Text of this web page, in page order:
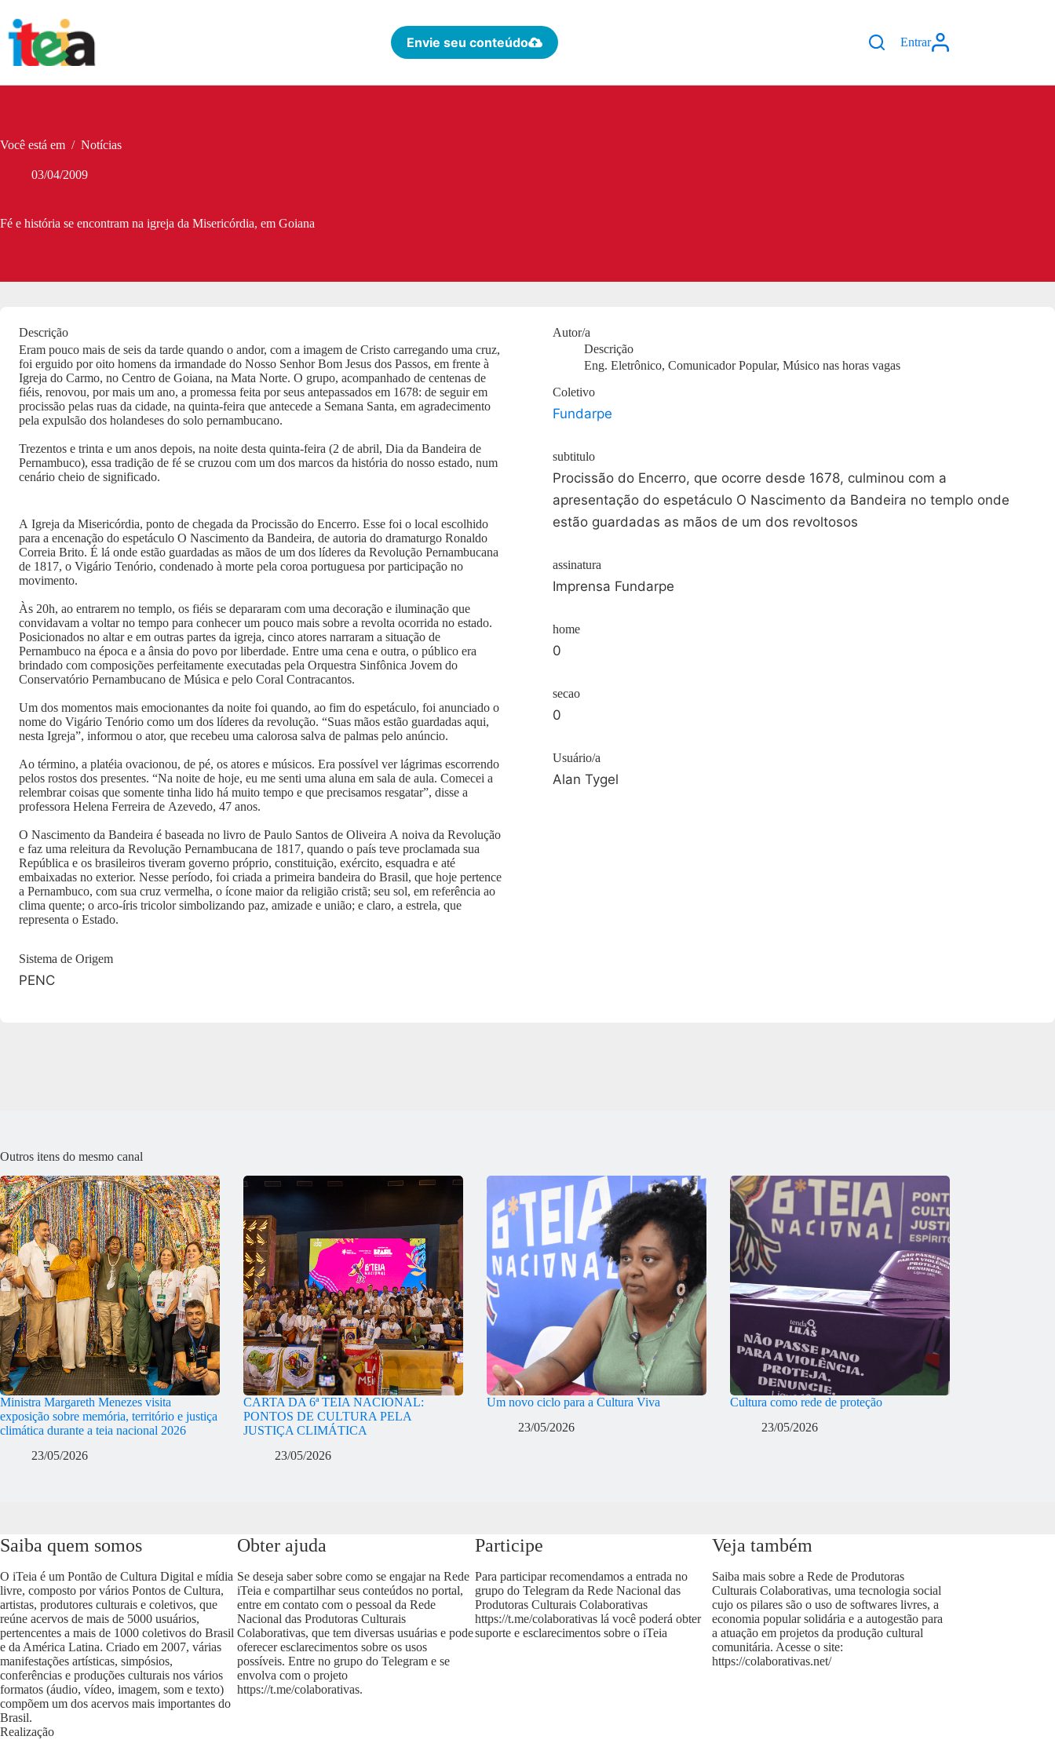
para
conteúdo
Envie seu conteúdo Entrar
Você está em / Notícias
03/04/2009
Fé e história se encontram na igreja da Misericórdia, em Goiana
Descrição
Eram pouco mais de seis da tarde quando o andor, com a imagem de Cristo carregando uma cruz,
foi erguido por oito homens da irmandade do Nosso Senhor Bom Jesus dos Passos, em frente à
Igreja do Carmo, no Centro de Goiana, na Mata Norte. O grupo, acompanhado de centenas de
fiéis, renovou, por mais um ano, a promessa feita por seus antepassados em 1678: de seguir em
procissão pelas ruas da cidade, na quinta-feira que antecede a Semana Santa, em agradecimento
pela expulsão dos holandeses do solo pernambucano.
Trezentos e trinta e um anos depois, na noite desta quinta-feira (2 de abril, Dia da Bandeira de
Pernambuco), essa tradição de fé se cruzou com um dos marcos da história do nosso estado, num
cenário cheio de significado.
A Igreja da Misericórdia, ponto de chegada da Procissão do Encerro. Esse foi o local escolhido
para a encenação do espetáculo O Nascimento da Bandeira, de autoria do dramaturgo Ronaldo
Correia Brito. É lá onde estão guardadas as mãos de um dos líderes da Revolução Pernambucana
de 1817, o Vigário Tenório, condenado à morte pela coroa portuguesa por participação no
movimento.
Às 20h, ao entrarem no templo, os fiéis se depararam com uma decoração e iluminação que
convidavam a voltar no tempo para conhecer um pouco mais sobre a revolta ocorrida no estado.
Posicionados no altar e em outras partes da igreja, cinco atores narraram a situação de
Pernambuco na época e a ânsia do povo por liberdade. Entre uma cena e outra, o público era
brindado com composições perfeitamente executadas pela Orquestra Sinfônica Jovem do
Conservatório Pernambucano de Música e pelo Coral Contracantos.
Um dos momentos mais emocionantes da noite foi quando, ao fim do espetáculo, foi anunciado o
nome do Vigário Tenório como um dos líderes da revolução. “Suas mãos estão guardadas aqui,
nesta Igreja”, informou o ator, que recebeu uma calorosa salva de palmas pelo anúncio.
Ao término, a platéia ovacionou, de pé, os atores e músicos. Era possível ver lágrimas escorrendo
pelos rostos dos presentes. “Na noite de hoje, eu me senti uma aluna em sala de aula. Comecei a
relembrar coisas que somente tinha lido há muito tempo e que precisamos resgatar”, disse a
professora Helena Ferreira de Azevedo, 47 anos.
O Nascimento da Bandeira é baseada no livro de Paulo Santos de Oliveira A noiva da Revolução
e faz uma releitura da Revolução Pernambucana de 1817, quando o país teve proclamada sua
República e os brasileiros tiveram governo próprio, constituição, exército, esquadra e até
embaixadas no exterior. Nesse período, foi criada a primeira bandeira do Brasil, que hoje pertence
a Pernambuco, com sua cruz vermelha, o ícone maior da religião cristã; seu sol, em referência ao
clima quente; o arco-íris tricolor simbolizando paz, amizade e união; e claro, a estrela, que
representa o Estado.
Sistema de Origem
PENC
Autor/a
Descrição
Eng. Eletrônico, Comunicador Popular, Músico nas horas vagas
Coletivo
Fundarpe
subtitulo
Procissão do Encerro, que ocorre desde 1678, culminou com a
apresentação do espetáculo O Nascimento da Bandeira no templo onde
estão guardadas as mãos de um dos revoltosos
assinatura
Imprensa Fundarpe
home
0
secao
0
Usuário/a
Alan Tygel
Outros itens do mesmo canal
Ministra Margareth Menezes visita
exposição sobre memória, território e justiça
climática durante a teia nacional 2026
23/05/2026
CARTA DA 6ª TEIA NACIONAL:
PONTOS DE CULTURA PELA
JUSTIÇA CLIMÁTICA
23/05/2026
Um novo ciclo para a Cultura Viva
23/05/2026
Cultura como rede de proteção
23/05/2026
Saiba quem somos
O iTeia é um Pontão de Cultura Digital e mídia
livre, composto por vários Pontos de Cultura,
artistas, produtores culturais e coletivos, que
reúne acervos de mais de 5000 usuários,
pertencentes a mais de 1000 coletivos do Brasil
e da América Latina. Criado em 2007, várias
manifestações artísticas, simpósios,
conferências e produções culturais nos vários
formatos (áudio, vídeo, imagem, som e texto)
compõem um dos acervos mais importantes do
Brasil.
Obter ajuda
Se deseja saber sobre como se engajar na Rede
iTeia e compartilhar seus conteúdos no portal,
entre em contato com o pessoal da Rede
Nacional das Produtoras Culturais
Colaborativas, que tem diversas usuárias e pode
oferecer esclarecimentos sobre os usos
possíveis. Entre no grupo do Telegram e se
envolva com o projeto
https://t.me/colaborativas.
Participe
Para participar recomendamos a entrada no
grupo do Telegram da Rede Nacional das
Produtoras Culturais Colaborativas
https://t.me/colaborativaslá você poderá obter
suporte e esclarecimentos sobre o iTeia
Veja também
Saiba mais sobre a Rede de Produtoras
Culturais Colaborativas, uma tecnologia social
cujo os pilares são o uso de softwares livres, a
economia popular solidária e a autogestão para
a atuação em projetos da produção cultural
comunitária. Acesse o site:
https://colaborativas.net/
Realização